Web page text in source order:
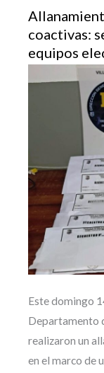
coactivas:
equipos
Este domingo
Departamento
realizaron un
en el marco de